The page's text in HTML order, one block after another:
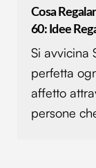
Cosa
60: Idee
Si avvicina
perfetta
affetto
persone